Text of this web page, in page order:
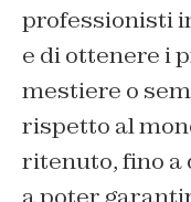
professionisti
e di ottenere i
mestiere o
rispetto al
ritenuto, fino a